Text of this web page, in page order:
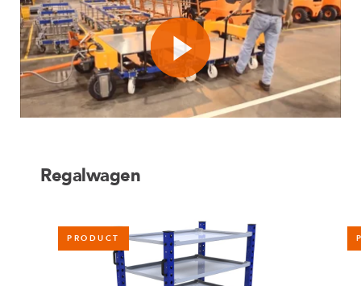
Regalwagen
PRODUCT